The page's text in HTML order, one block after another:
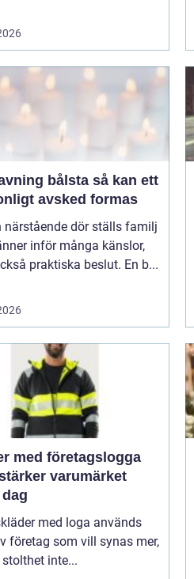
bålsta så kan ett
avsked formas
närstående dör ställs familj
inför många känslor,
praktiska beslut. En b...
med företagslogga
varumärket
med loga används
företag som vill synas mer,
inte...